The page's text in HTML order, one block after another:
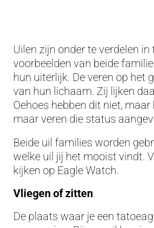
Uilen zijn onder te verdelen
voorbeelden van beide
hun uiterlijk. De veren op het
van hun lichaam. Zij lijken
Oehoes hebben dit niet,
maar veren die status
Beide uil families worden
welke uil jij het mooist vindt.
kijken op Eagle Watch.
Vliegen of zitten
De plaats waar je een